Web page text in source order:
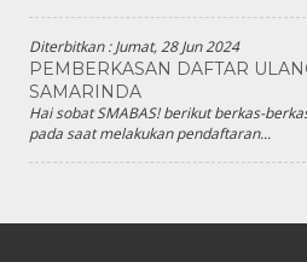
Diterbitkan :Jumat, 28 Jun 2024
PEMBERKASAN DAFTAR
SAMARINDA
Hai sobat SMABAS! berikut berkas-
pada saat melakukan pendaftaran...